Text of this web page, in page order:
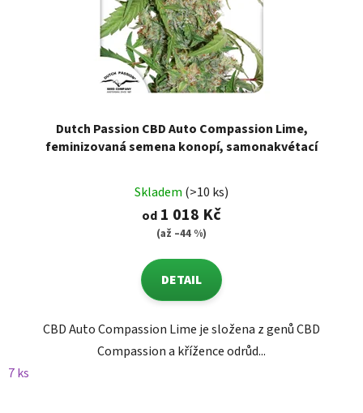
Dutch Passion CBD Auto Compassion Lime,
feminizovaná semena konopí, samonakvétací
Skladem (>10 ks)
od 1 018 Kč
(až –44 %)
DETAIL
CBD Auto Compassion Lime je složena z genů CBD
Compassion a křížence odrůd...
7 ks